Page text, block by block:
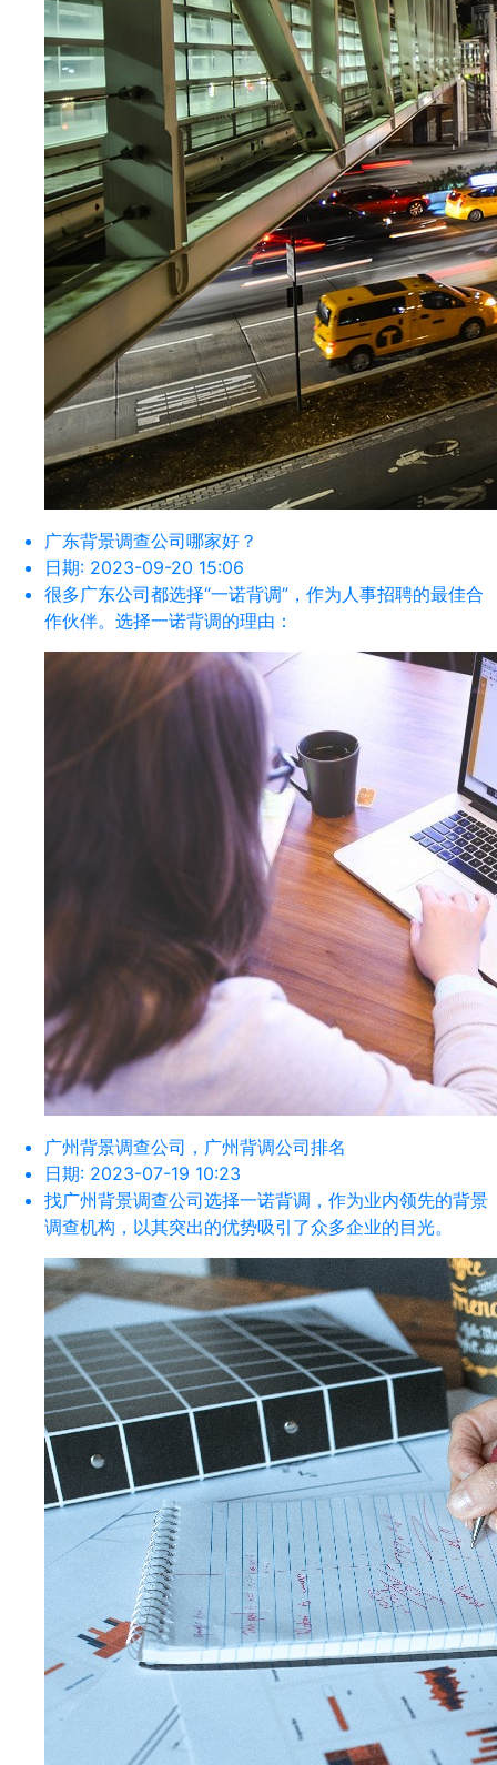
广东背景调查公司哪家好？
日期: 2023-09-20 15:06
很多广东公司都选择“一诺背调”，作为人事招聘的最佳合
作伙伴。选择一诺背调的理由：
广州背景调查公司，广州背调公司排名
日期: 2023-07-19 10:23
找广州背景调查公司选择一诺背调，作为业内领先的背景
调查机构，以其突出的优势吸引了众多企业的目光。